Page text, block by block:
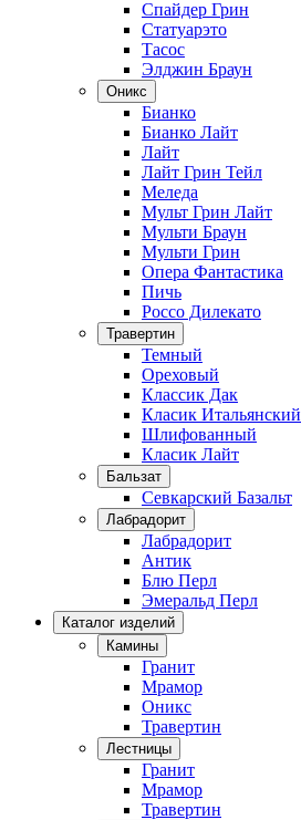
Спайдер Грин
Статуарэто
Тасос
Элджин Браун
Оникс
Бианко
Бианко Лайт
Лайт
Лайт Грин Тейл
Меледа
Мульт Грин Лайт
Мульти Браун
Мульти Грин
Опера Фантастика
Пичь
Россо Дилекато
Травертин
Темный
Ореховый
Классик Дак
Класик Итальянский
Шлифованный
Класик Лайт
Бальзат
Севкарский Базальт
Лабрадорит
Лабрадорит
Антик
Блю Перл
Эмеральд Перл
Каталог изделий
Камины
Гранит
Мрамор
Оникс
Травертин
Лестницы
Гранит
Мрамор
Травертин